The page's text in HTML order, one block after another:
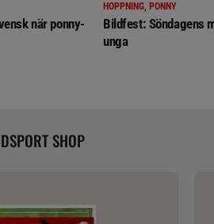
när ponny-
HOPPNING, PONNY
Bildfest: Söndagens
unga
SHOP